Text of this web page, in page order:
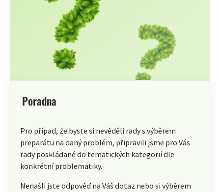
Poradna
Pro případ, že byste si nevěděli rady s výběrem
preparátu na daný problém, připravili jsme pro Vás
rady poskládané do tematických kategorií dle
konkrétní problematiky.
Nenašli jste odpověď na Váš dotaz nebo si výběrem